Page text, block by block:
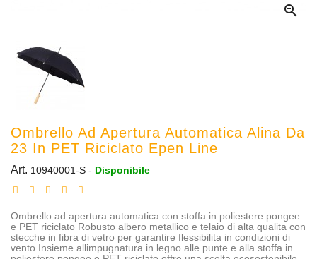

Ombrello Ad Apertura Automatica Alina Da
23 In PET Riciclato Epen Line
Art. 10940001-S - Disponibile
Ombrello ad apertura automatica con stoffa in poliestere pongee
e PET riciclato Robusto albero metallico e telaio di alta qualita con
stecche in fibra di vetro per garantire flessibilita in condizioni di
vento Insieme allimpugnatura in legno alle punte e alla stoffa in